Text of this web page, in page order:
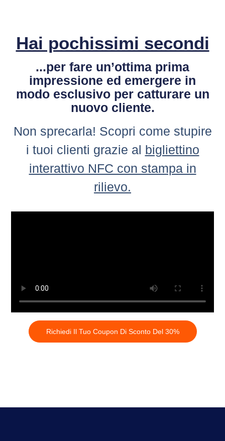
Hai pochissimi secondi
...per fare un’ottima prima
impressione ed emergere in
modo esclusivo per catturare un
nuovo cliente.
Non sprecarla! Scopri come stupire
i tuoi clienti grazie al bigliettino
interattivo NFC con stampa in
rilievo.
Richiedi Il Tuo Coupon Di Sconto Del 30%